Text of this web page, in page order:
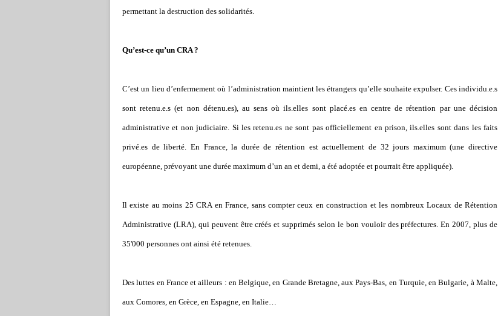
permettant la destruction des solidarités.
Qu’est-ce qu’un CRA ?
C’est un lieu d’enfermement où l’administration maintient les étrangers qu’elle souhaite expulser. Ces individu.e.s
sont retenu.e.s (et non détenu.es), au sens où ils.elles sont placé.es en centre de rétention par une décision
administrative et non judiciaire. Si les retenu.es ne sont pas officiellement en prison, ils.elles sont dans les faits
privé.es de liberté. En France, la durée de rétention est actuellement de 32 jours maximum (une directive
européenne, prévoyant une durée maximum d’un an et demi, a été adoptée et pourrait être appliquée).
Il existe au moins 25 CRA en France, sans compter ceux en construction et les nombreux Locaux de Rétention
Administrative (LRA), qui peuvent être créés et supprimés selon le bon vouloir des préfectures. En 2007, plus de
35'000 personnes ont ainsi été retenues.
Des luttes en France et ailleurs : en Belgique, en Grande Bretagne, aux Pays-Bas, en Turquie, en Bulgarie, à Malte,
aux Comores, en Grèce, en Espagne, en Italie…